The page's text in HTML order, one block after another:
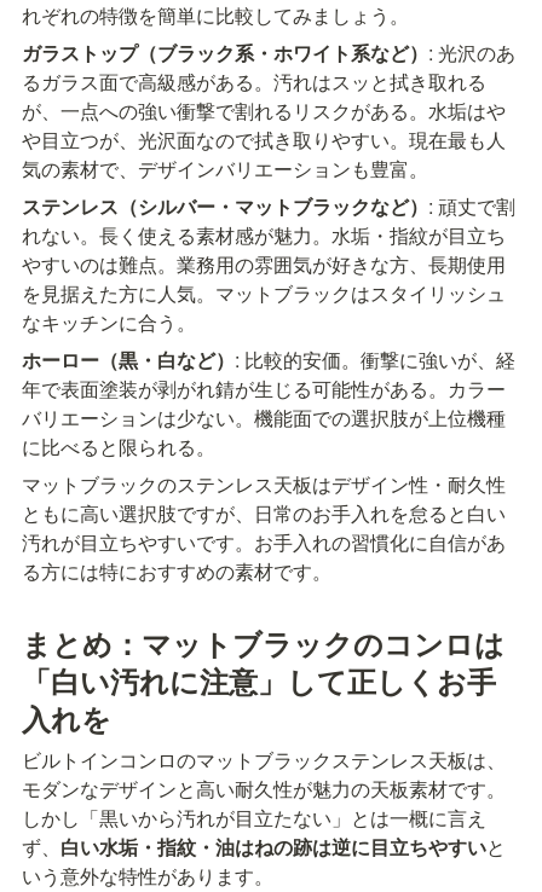
れぞれの特徴を簡単に比較してみましょう。
ガラストップ（ブラック系・ホワイト系など） : 光沢のあ
るガラス面で高級感がある。汚れはスッと拭き取れる
が、一点への強い衝撃で割れるリスクがある。水垢はや
や目立つが、光沢面なので拭き取りやすい。現在最も人
気の素材で、デザインバリエーションも豊富。
ステンレス（シルバー・マットブラックなど） : 頑丈で割
れない。長く使える素材感が魅力。水垢・指紋が目立ち
やすいのは難点。業務用の雰囲気が好きな方、長期使用
を見据えた方に人気。マットブラックはスタイリッシュ
なキッチンに合う。
ホーロー（黒・白など） : 比較的安価。衝撃に強いが、経
年で表面塗装が剥がれ錆が生じる可能性がある。カラー
バリエーションは少ない。機能面での選択肢が上位機種
に比べると限られる。
マットブラックのステンレス天板はデザイン性・耐久性
ともに高い選択肢ですが、日常のお手入れを怠ると白い
汚れが目立ちやすいです。お手入れの習慣化に自信があ
る方には特におすすめの素材です。
まとめ：マットブラックのコンロは
「白い汚れに注意」して正しくお手
入れを
ビルトインコンロのマットブラックステンレス天板は、
モダンなデザインと高い耐久性が魅力の天板素材です。
しかし「黒いから汚れが目立たない」とは一概に言え
ず、 白い水垢・指紋・油はねの跡は逆に目立ちやすいと
いう意外な特性があります。